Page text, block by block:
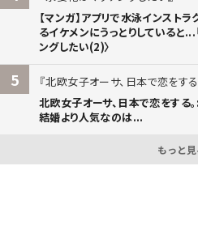
【マンガ】アプリで水泳インスト
るイケメンにうっとりしていると...
ングしたい(2)〉
5
北欧女子オーサ、日本で恋をする
北欧女子オーサ、日本で恋をする
結婚より人気なのは...
もっと